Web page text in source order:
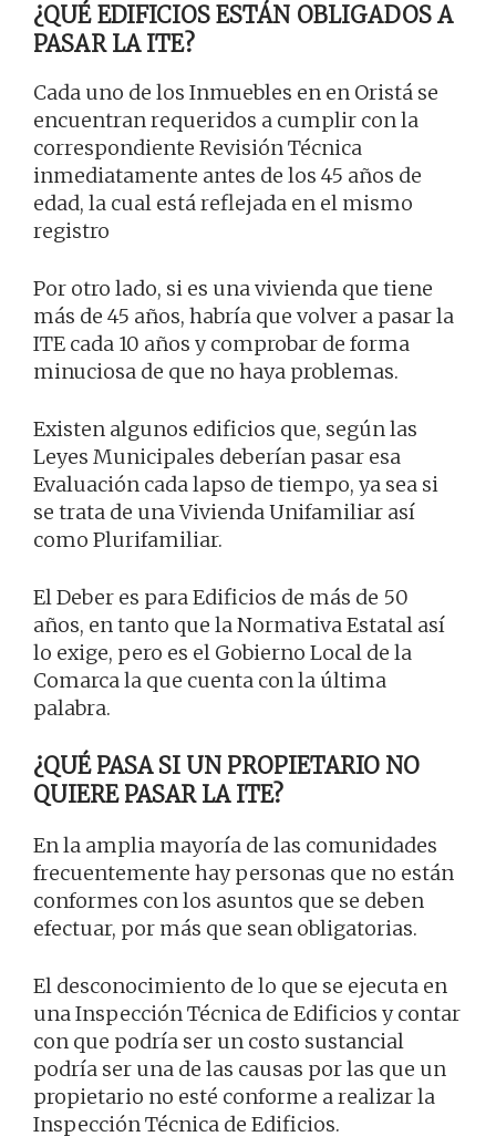
¿QUÉ EDIFICIOS ESTÁN OBLIGADOS A
PASAR LA ITE?
Cada uno de los Inmuebles en en Oristá se
encuentran requeridos a cumplir con la
correspondiente Revisión Técnica
inmediatamente antes de los 45 años de
edad, la cual está reflejada en el mismo
registro
Por otro lado, si es una vivienda que tiene
más de 45 años, habría que volver a pasar la
ITE cada 10 años y comprobar de forma
minuciosa de que no haya problemas.
Existen algunos edificios que, según las
Leyes Municipales deberían pasar esa
Evaluación cada lapso de tiempo, ya sea si
se trata de una Vivienda Unifamiliar así
como Plurifamiliar.
El Deber es para Edificios de más de 50
años, en tanto que la Normativa Estatal así
lo exige, pero es el Gobierno Local de la
Comarca la que cuenta con la última
palabra.
¿QUÉ PASA SI UN PROPIETARIO NO
QUIERE PASAR LA ITE?
En la amplia mayoría de las comunidades
frecuentemente hay personas que no están
conformes con los asuntos que se deben
efectuar, por más que sean obligatorias.
El desconocimiento de lo que se ejecuta en
una Inspección Técnica de Edificios y contar
con que podría ser un costo sustancial
podría ser una de las causas por las que un
propietario no esté conforme a realizar la
Inspección Técnica de Edificios.